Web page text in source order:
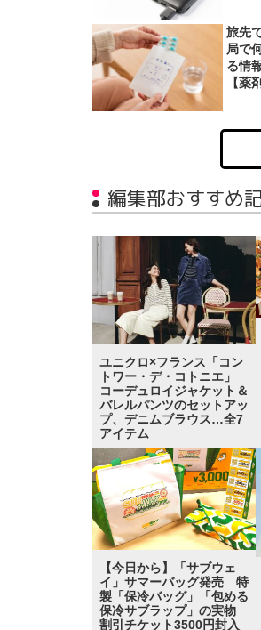
旅先
局で
る情
【薬
編集部おすすめ
ユニクロ×フランス「コン
トワー・デ・コトニエ」
コーデュロイジャケット＆
バレルパンツのセットアッ
プ、デニムブラウス…全7
アイテム
【今日から】「サブウェ
イ」サマーバッグ発売 特
製「保冷バッグ」「包める
保冷サブラップ」の実物
割引チケット3500円封入